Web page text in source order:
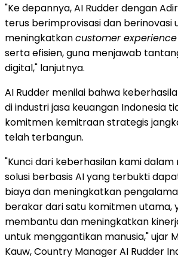
"Ke depannya, AI Rudder dengan
terus berimprovisasi dan berinovasi
meningkatkancustomer experience
serta efisien, guna menjawab
digital," lanjutnya.
AI Rudder menilai bahwa
di industri jasa keuangan Indonesia
komitmen kemitraan strategis
telah terbangun.
"Kunci dari keberhasilan kami
solusi berbasis AI yang terbukti
biaya dan meningkatkan
berakar dari satu komitmen utama,
membantu dan meningkatkan
untuk menggantikan manusia," ujar
Kauw, Country Manager AI Rudder